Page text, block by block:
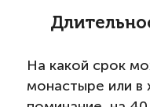
На какой срок
монастыре или в